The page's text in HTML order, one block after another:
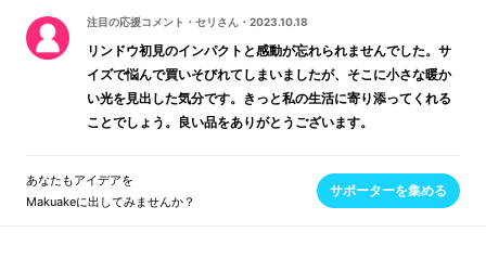
注目の応援コメント ・ セリさん ・ 2023.10.18
リンドウ初見のインパクトと感動が忘れられませんでした。サ
イズで悩んで買いそびれてしまいましたが、そこに小さな暖か
い光を見出した気分です。きっと私の生活に寄り添ってくれる
ことでしょう。良い品をありがとうございます。
あなたもアイデアを
Makuakeに出してみませんか？
サポーターを集める